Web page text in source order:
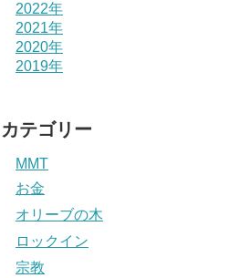
2022年
2021年
2020年
2019年
カテゴリー
MMT
お金
オリーブの木
ロックイン
宗教